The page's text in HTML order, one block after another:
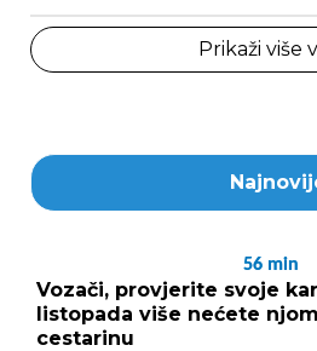
Prikaži više
56 min
Vozači, provjerite svoje
listopada više nećete
cestarinu